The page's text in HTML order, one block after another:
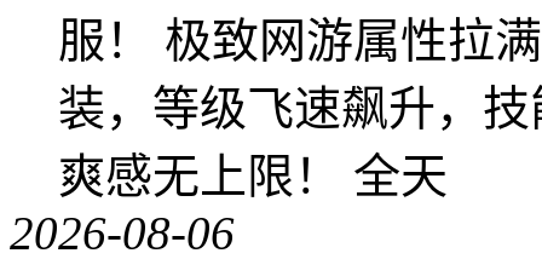
服！ 极致网游属性拉
装，等级飞速飙升，
爽感无上限！ 全天
2026-08-06